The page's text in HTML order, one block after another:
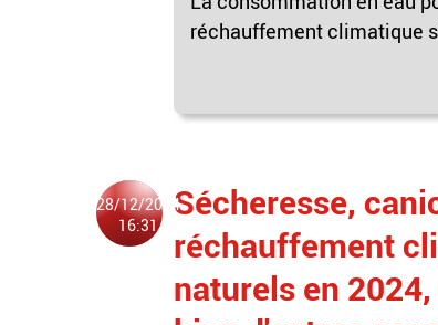
réchauffement climatique
28/12/2024
16:31
Sécheresse,
réchauffement
naturels en